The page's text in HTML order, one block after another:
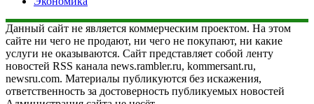
Данный сайт не является коммерческим проектом. На этом
сайте ни чего не продают, ни чего не покупают, ни какие
услуги не оказываются. Сайт представляет собой ленту
новостей RSS канала news.rambler.ru, kommersant.ru,
newsru.com. Материалы публикуются без искажения,
ответственность за достоверность публикуемых новостей